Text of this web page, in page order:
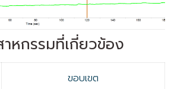
หกรรมที่เกี่ยวข้อง
ขอบเขต